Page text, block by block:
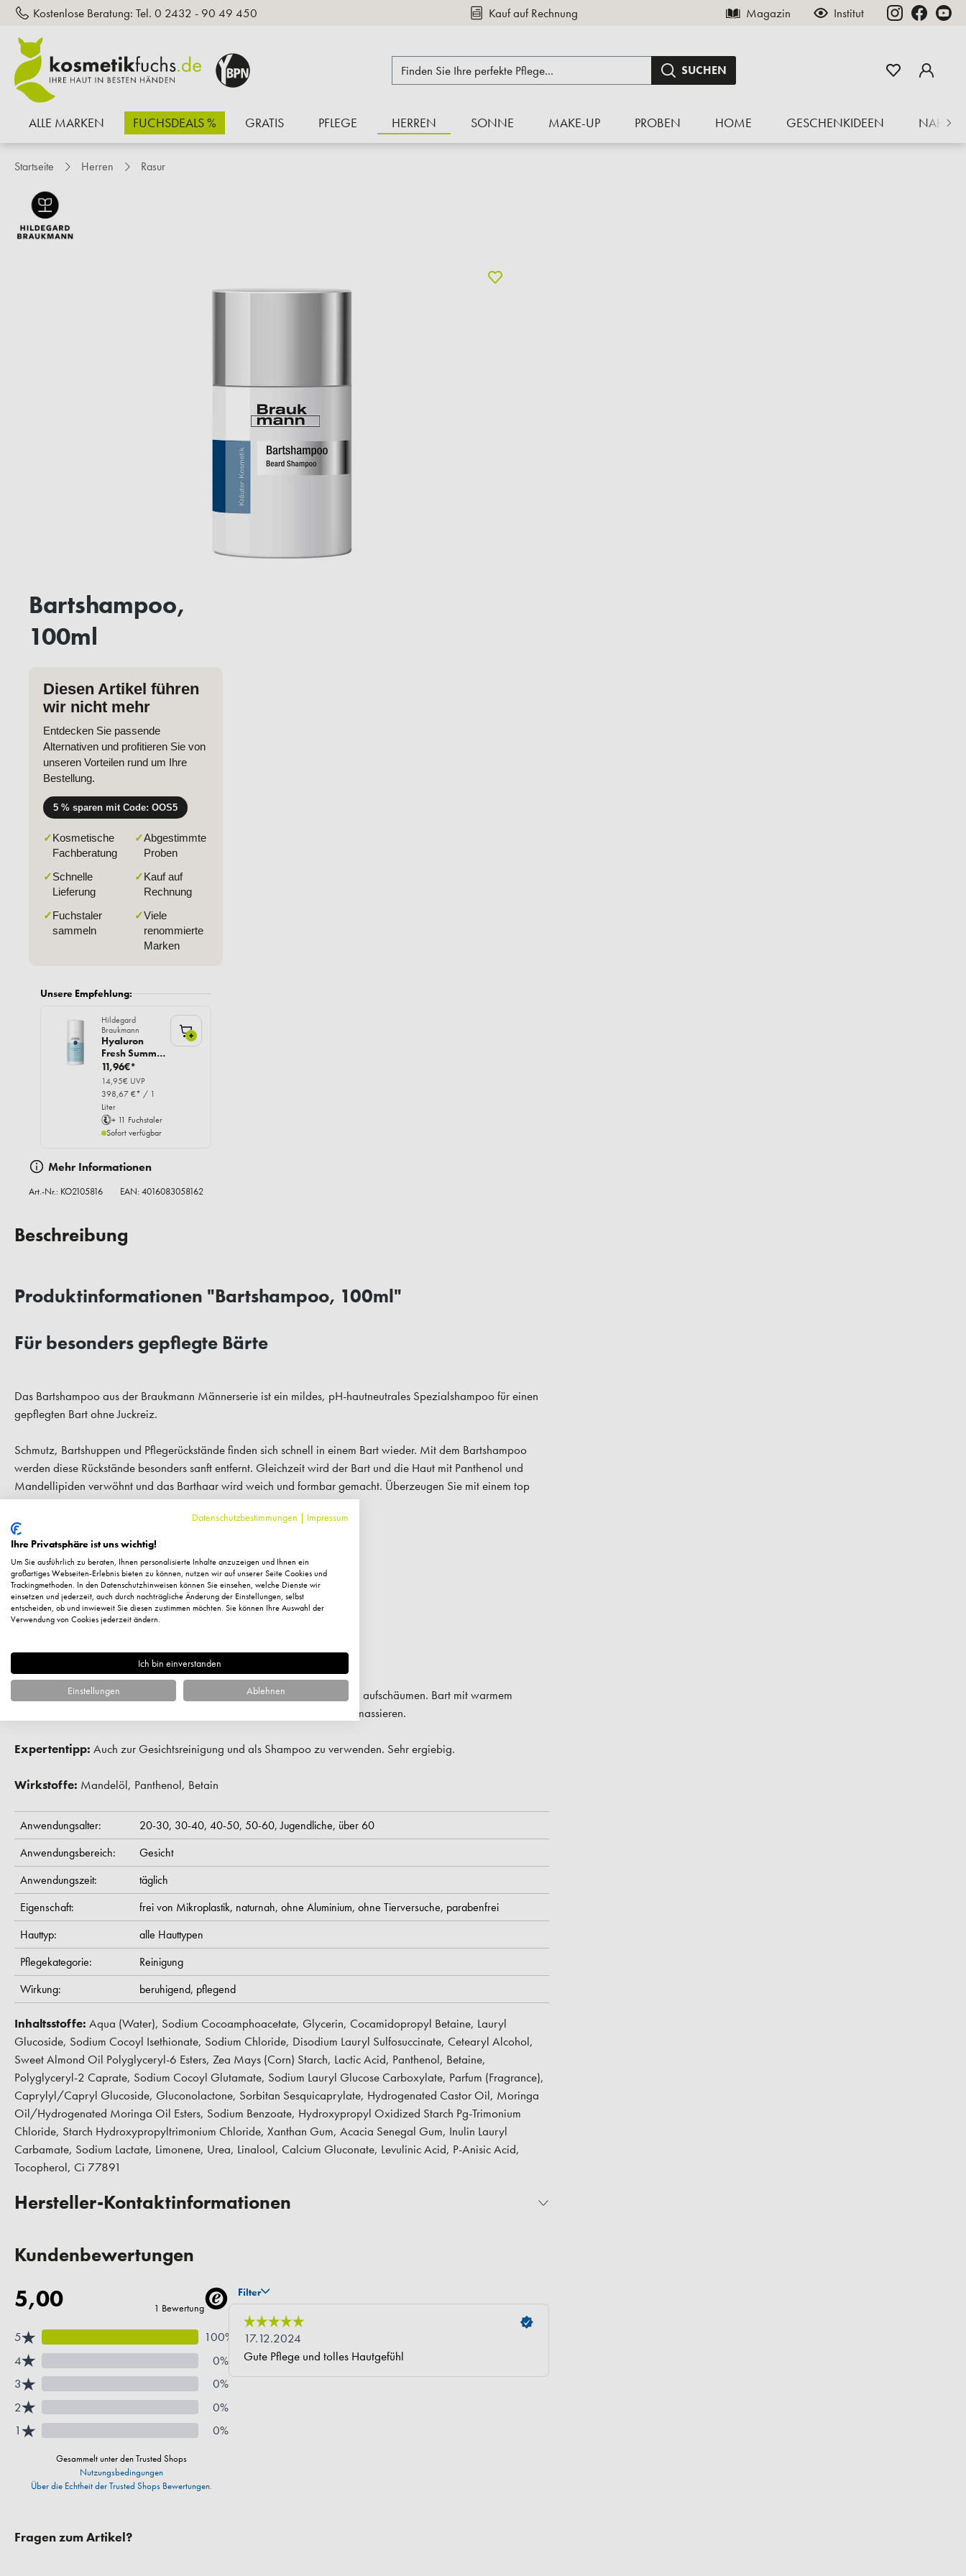
springen
Kostenlose Beratung: Tel. 0 2432 - 90 49 450 Kauf auf Rechnung Magazin Institut
SUCHEN
ALLE MARKEN FUCHSDEALS % GRATIS PFLEGE HERREN SONNE MAKE-UP PROBEN HOME GESCHENKIDEEN
Startseite Herren Rasur
Bartshampoo,
100ml
Diesen Artikel führen
wir nicht mehr
Entdecken Sie passende
Alternativen und profitieren Sie von
unseren Vorteilen rund um Ihre
Bestellung.
5 % sparen mit Code: OOS5
✓Kosmetische
Fachberatung
✓Abgestimmte
Proben
✓Schnelle
Lieferung
✓Kauf auf
Rechnung
✓Fuchstaler
sammeln
✓Viele
renommierte
Marken
Unsere Empfehlung:
Hildegard
Braukmann
Hyaluron
Fresh Summer
Serum, 30ml
11,96€*
14,95€ UVP
398,67 €* / 1
Liter
+ 11 Fuchstaler
Sofort verfügbar
+
Mehr Informationen
Art.-Nr.: KO2105816 EAN: 4016083058162
Beschreibung
Produktinformationen "Bartshampoo, 100ml"
Für besonders gepflegte Bärte
Das Bartshampoo aus der Braukmann Männerserie ist ein mildes, pH-hautneutrales Spezialshampoo für einen
gepflegten Bart ohne Juckreiz.
Schmutz, Bartshuppen und Pflegerückstände finden sich schnell in einem Bart wieder. Mit dem Bartshampoo
werden diese Rückstände besonders sanft entfernt. Gleichzeit wird der Bart und die Haut mit Panthenol und
Mandellipiden verwöhnt und das Barthaar wird weich und formbar gemacht. Überzeugen Sie mit einem top
gepflegten Bart und einem frischen Duft.
Hauttyp:Für jeden Hauttyp
Ihre Vorteile im Überblick:
für den geschmeidigen Bart ohne Juckreiz
reinigt supermild, pH-hautneutral
macht den Bart formbar
hinterlässt einen seidigen Glanz
Anwendung:Eine kleine Menge ins feuchte Barthaar einmassieren und aufschäumen. Bart mit warmem
Wasser ausspülen, trocknen. Anschließend Bartpflege und Rasier Öl einmassieren.
Expertentipp: Auch zur Gesichtsreinigung und als Shampoo zu verwenden. Sehr ergiebig.
Wirkstoffe: Mandelöl, Panthenol, Betain
Anwendungsalter: 20-30, 30-40, 40-50, 50-60,Jugendliche, über 60
Anwendungsbereich:
Gesicht
Anwendungszeit:
täglich
Eigenschaft:
frei von Mikroplastik, naturnah, ohne Aluminium, ohne Tierversuche, parabenfrei
Hauttyp:
alle Hauttypen
Pflegekategorie:
Reinigung
Wirkung:
beruhigend, pflegend
Inhaltsstoffe: Aqua (Water), Sodium Cocoamphoacetate, Glycerin, Cocamidopropyl Betaine, Lauryl
Glucoside, Sodium Cocoyl Isethionate, Sodium Chloride, Disodium Lauryl Sulfosuccinate, Cetearyl Alcohol,
Sweet Almond Oil Polyglyceryl-6 Esters, Zea Mays (Corn) Starch, Lactic Acid, Panthenol, Betaine,
Polyglyceryl-2 Caprate, Sodium Cocoyl Glutamate, Sodium Lauryl Glucose Carboxylate, Parfum (Fragrance),
Caprylyl/Capryl Glucoside, Gluconolactone, Sorbitan Sesquicaprylate, Hydrogenated Castor Oil, Moringa
Oil/Hydrogenated Moringa Oil Esters, Sodium Benzoate, Hydroxypropyl Oxidized Starch Pg-Trimonium
Chloride, Starch Hydroxypropyltrimonium Chloride, Xanthan Gum, Acacia Senegal Gum, Inulin Lauryl
Carbamate, Sodium Lactate, Limonene, Urea, Linalool, Calcium Gluconate, Levulinic Acid, P-Anisic Acid,
Tocopherol, Ci 77891
Hersteller-Kontaktinformationen
Kundenbewertungen
Fragen zum Artikel?
Datenschutzbestimmungen | Impressum
Ihre Privatsphäre ist uns wichtig!
Um Sie ausführlich zu beraten, Ihnen personalisierte Inhalte anzuzeigen und Ihnen ein
großartiges Webseiten-Erlebnis bieten zu können, nutzen wir auf unserer Seite Cookies und
Trackingmethoden. In den Datenschutzhinweisen können Sie einsehen, welche Dienste wir
einsetzen und jederzeit, auch durch nachträgliche Änderung der Einstellungen, selbst
entscheiden, ob und inwieweit Sie diesen zustimmen möchten. Sie können Ihre Auswahl der
Verwendung von Cookies jederzeit ändern.
Ich bin einverstanden
Einstellungen Ablehnen
JETZT 150 FUCHSTALER
SICHERN
Melden Sie sich zu unserem Newsletter an und erhalten Sie
Als kleines Dankeschön für Ihre Anmeldung schenken wir
Ihnen150 Fuchstaler*, die Sie direkt bei Ihrem nächsten
Einkauf einlösen können.
Vorname
*Die Gutschrift erfolgt nur bei vorhandenem Kundenkonto unter der
angegebenen E-Mail-Adresse.